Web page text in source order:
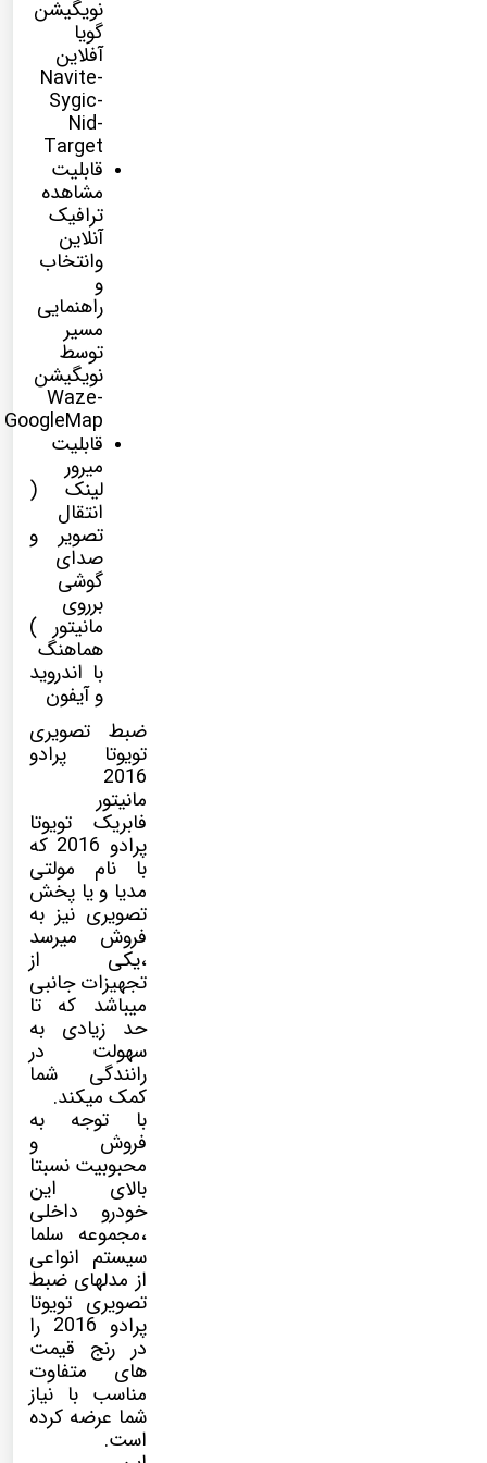
نویگیشن
گویا
آفلاین
Navite-
Sygic-
Nid-
Target
قابلیت
مشاهده
ترافیک
آنلاین
وانتخاب
و
راهنمایی
مسیر
توسط
نویگیشن
Waze-
GoogleMap
قابلیت
میرور
لینک (
انتقال
تصویر و
صدای
گوشی
برروی
مانیتور )
هماهنگ
با اندروید
و آیفون
ضبط تصویری
تویوتا پرادو
2016
مانیتور
فابریک تویوتا
پرادو 2016 که
با نام مولتی
مدیا و یا پخش
تصویری نیز به
فروش میرسد
،یکی از
تجهیزات جانبی
میباشد که تا
حد زیادی به
سهولت در
رانندگی شما
کمک میکند.
با توجه به
فروش و
محبوبیت نسبتا
بالای این
خودرو داخلی
،مجموعه سلما
سیستم انواعی
از مدلهای ضبط
تصویری تویوتا
پرادو 2016 را
در رنج قیمت
های متفاوت
مناسب با نیاز
شما عرضه کرده
است.